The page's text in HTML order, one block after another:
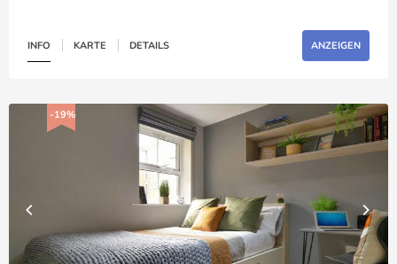
INFO KARTE DETAILS ANZEIGEN
-19%